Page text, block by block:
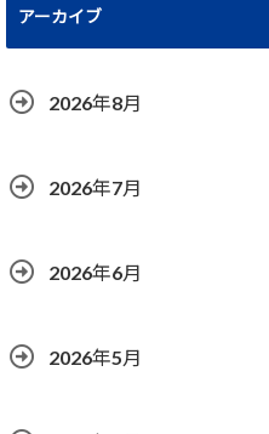
アーカイブ
2026年8月
2026年7月
2026年6月
2026年5月